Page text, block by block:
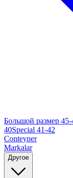
Большой размер 45-
40Special 41-42
Conteyner
Markalar
Другое